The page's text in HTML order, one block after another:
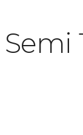
Semi